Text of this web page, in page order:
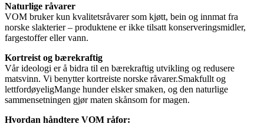
Naturlige råvarer
VOM bruker kun kvalitetsråvarer som kjøtt, bein og innmat fra
norske slakterier – produktene er ikke tilsatt konserveringsmidler,
fargestoffer eller vann.
Kortreist og bærekraftig
Vår ideologi er å bidra til en bærekraftig utvikling og redusere
matsvinn. Vi benytter kortreiste norske råvarer.Smakfullt og
lettfordøyeligMange hunder elsker smaken, og den naturlige
sammensetningen gjør maten skånsom for magen.
Hvordan håndtere VOM råfor: